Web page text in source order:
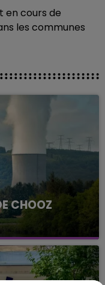
en cours de
les communes
CHOOZ
centrale
Une situation
qui est toujours